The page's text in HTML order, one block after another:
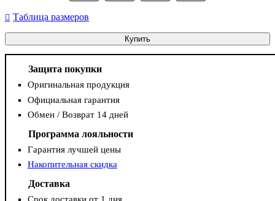
Таблица размеров
Купить
Защита покупки
Оригинальная продукция
Официальная гарантия
Обмен / Возврат 14 дней
Программа лояльности
Гарантия лучшей цены
Накопительная скидка
Доставка